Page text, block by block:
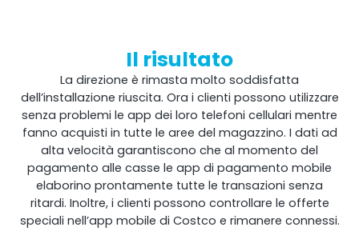
Il risultato
La direzione è rimasta molto soddisfatta
dell’installazione riuscita. Ora i clienti possono utilizzare
senza problemi le app dei loro telefoni cellulari mentre
fanno acquisti in tutte le aree del magazzino. I dati ad
alta velocità garantiscono che al momento del
pagamento alle casse le app di pagamento mobile
elaborino prontamente tutte le transazioni senza
ritardi. Inoltre, i clienti possono controllare le offerte
speciali nell’app mobile di Costco e rimanere connessi.